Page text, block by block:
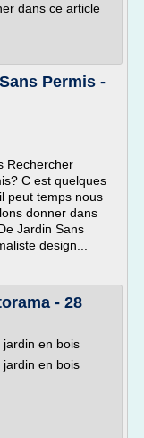
dans ce article
Permis -
Rechercher
C est quelques
peut temps nous
donner dans
Jardin Sans
design...
- 28
en bois
en bois